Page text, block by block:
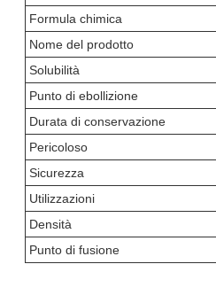
Formula chimica
Nome del prodotto
Solubilità
Punto di ebollizione
Durata di conservazione
Pericoloso
Sicurezza
Utilizzazioni
Densità
Punto di fusione